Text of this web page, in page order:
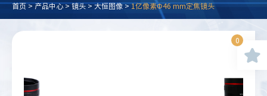
首页>产品中心>镜头>大恒图像>1亿像素Φ46 mm定焦镜头
0